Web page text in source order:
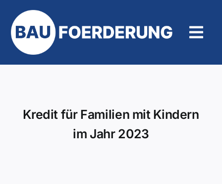
Inhalt
springen
Kredit für Familien mit Kindern
im Jahr 2023